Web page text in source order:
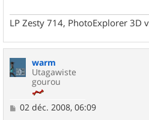
LP Zesty 714, PhotoExplorer 3D
warm
Utagawiste
gourou
M
02 déc. 2008, 06:09